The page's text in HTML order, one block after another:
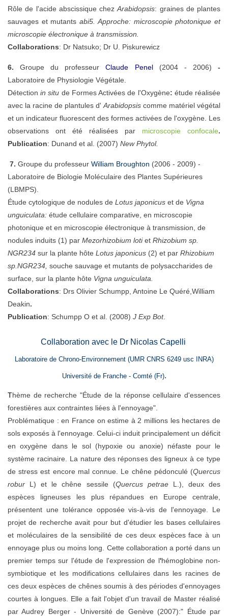
Rôle de l'acide abscissique chezArabidopsis: graines de plantes
sauvages et mutantsabi5. Approche: microscopie photonique et
microscopie électronique à transmission.
Collaborations: Dr Natsuko; Dr U. Piskurewicz
6.Groupe du professeurClaude Penel(2004 - 2006) -
Laboratoire de Physiologie Végétale.
Détectionin situ de Formes Activées de l'Oxygène: étude réalisée
avec la racine de plantules d' Arabidopsis comme matériel végétal
et un indicateur fluorescent des formes activées de l'oxygène. Les
observations ont été réalisées par microscopie confocale.
Publication: Dunand et al. (2007) New Phytol.
7. Groupe du professeur William Broughton (2006 - 2009) -
Laboratoire de Biologie Moléculaire des Plantes Supérieures
(LBMPS).
Étude cytologique de nodules de Lotus japonicus et de Vigna
unguiculata: étude cellulaire comparative, en microscopie
photonique et en microscopie électronique à transmission, de
nodules induits (1) par Mezorhizobium lotiet Rhizobium sp.
NGR234 sur la plante hôte Lotus japonicus (2) et par Rhizobium
sp.NGR234, souche sauvage et mutants de polysaccharides de
surface, sur la plante hôte Vigna unguiculata.
Collaborations: Drs Olivier Schumpp, Antoine Le Quéré, William
Deakin.
Publication: Schumpp O et al. (2008) J Exp Bot.
Collaboration avecle Dr Nicolas Capelli
Laboratoire de Chrono-Environnement (UMR CNRS 6249 usc INRA)
Université de Franche - Comté (Fr).
Thème de recherche "Étude de la réponse cellulaire d'essences
forestières aux contraintes liées à l'ennoyage".
Problématique : en France on estime à 2 millions les hectares de
sols exposés à l'ennoyage. Celui-ci induit principalement un déficit
en oxygène dans le sol (hypoxie ou anoxie) néfaste pour le
système racinaire. La nature des réponses des ligneux à ce type
de stress est encore mal connue. Le chêne pédonculé (Quercus
robur L) et le chêne sessile (Quercus petraeL.), deux des
espèces ligneuses les plus répandues en Europe centrale,
présentent une tolérance opposée vis-à-vis de l'ennoyage. Le
projet de recherche avait pour but d'étudier les bases cellulaires
et moléculaires de la sensibilité de ces deux espèces face à un
ennoyage plus ou moins long. Cette collaboration a porté dans un
premier temps sur l'étude de l'expression de l'hémoglobine non-
symbiotique et les modifications cellulaires dans les racines de
ces deux espèces de chênes soumis à des périodes d'ennoyages
courtes à longues. Elle a fait l'objet d'un travail de Master réalisé
par Audrey Berger - Université de Genève (2007):" Étude par